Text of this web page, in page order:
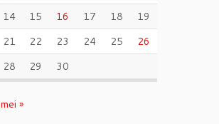
14 15 16 17 18
19
21 22 23 24 25
26
28 29 30
mei »